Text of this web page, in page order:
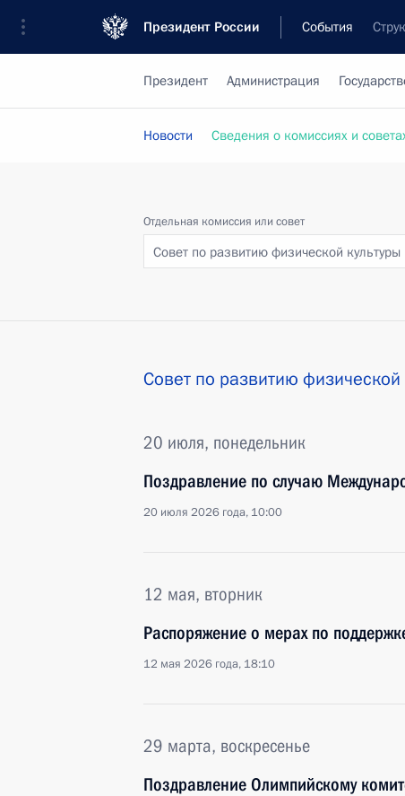
Президент России События
Президент Администрация
Новости Сведения о комиссиях и
Отдельная комиссия или совет
Совет по развитию физической культуры
Совет по развитию физической
20 июля, понедельник
Поздравление по случаю
20 июля 2026 года, 10:00
12 мая, вторник
Распоряжение о мерах по
12 мая 2026 года, 18:10
29 марта, воскресенье
Поздравление Олимпийскому